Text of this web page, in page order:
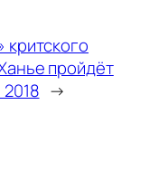
критского
пройдёт
→